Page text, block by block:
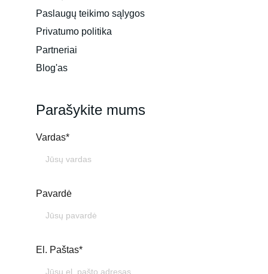
Parašykite mums
Vardas*
Pavardė
El. Paštas*
Paslaugų teikimo sąlygos
Privatumo politika
Partneriai
Blog'as